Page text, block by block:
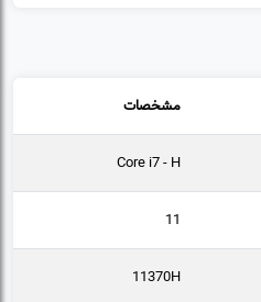
مشخصات
Core i7 - H
11
11370H